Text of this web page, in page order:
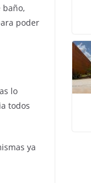
baño,
poder
lo
todos
ya